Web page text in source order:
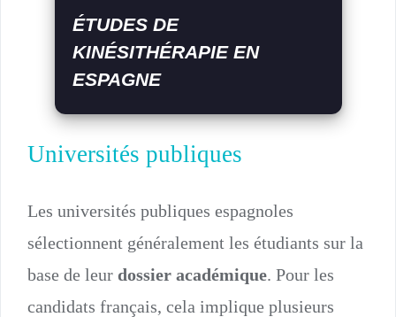
ÉTUDES DE
KINÉSITHÉRAPIE EN
ESPAGNE
Universités publiques
Les universités publiques espagnoles
sélectionnent généralement les étudiants sur la
base de leur dossier académique. Pour les
candidats français, cela implique plusieurs